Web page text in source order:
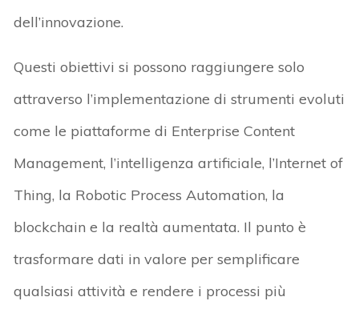
dell’innovazione.
Questi obiettivi si possono raggiungere solo
attraverso l’implementazione di strumenti evoluti
come le piattaforme di Enterprise Content
Management, l’intelligenza artificiale, l’Internet of
Thing, la Robotic Process Automation, la
blockchain e la realtà aumentata. Il punto è
trasformare dati in valore per semplificare
qualsiasi attività e rendere i processi più